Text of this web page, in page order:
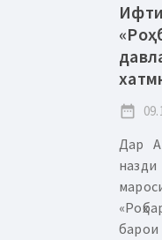
date_range
Дар
назди